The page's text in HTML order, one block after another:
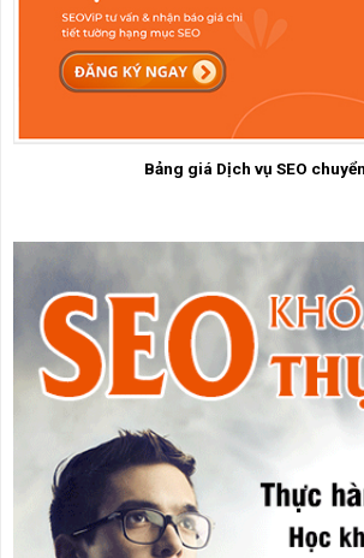
Bảng giá Dịch vụ SEO